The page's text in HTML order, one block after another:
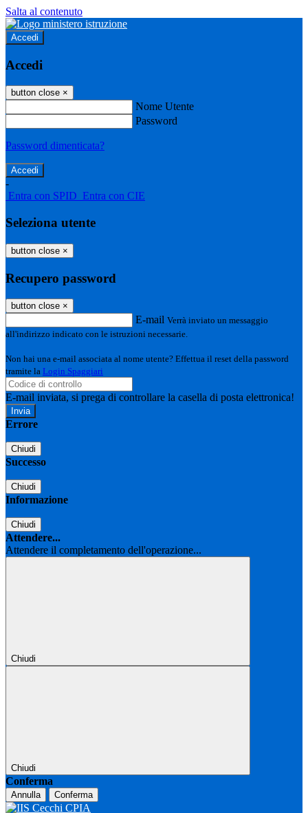
Salta al contenuto
Accedi
Accedi
button close ×
Nome Utente
Password
Password dimenticata?
-
Entra con SPID Entra con CIE
Seleziona utente
button close ×
Recupero password
button close ×
E-mail Verrà inviato un messaggio
all'indirizzo indicato con le istruzioni necessarie.
Non hai una e-mail associata al nome utente? Effettua il reset della password
tramite la Login Spaggiari
E-mail inviata, si prega di controllare la casella di posta elettronica!
Errore
Chiudi
Successo
Chiudi
Informazione
Chiudi
Attendere...
Attendere il completamento dell'operazione...
Chiudi
Chiudi
Conferma
Annulla Conferma